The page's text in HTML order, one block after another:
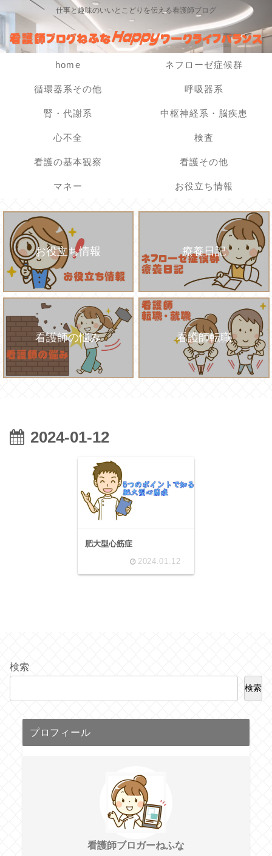
仕事と趣味のいいとこどりを伝える看護師ブログ
home ネフローゼ症候群
循環器系その他 呼吸器系
腎・代謝系 中枢神経系・脳疾患
心不全 検査
看護の基本観察 看護その他
マネー お役立ち情報
お役立ち情報 療養日記
看護師の悩み 看護師転職
2024-01-12
肥大型心筋症
2024.01.12
検索
検索
プロフィール
看護師ブロガーねふな